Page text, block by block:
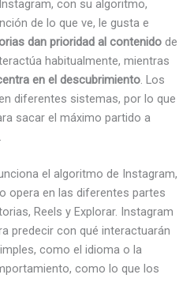
con su algoritmo,
de lo que ve, le gusta e
dan prioridad al contenido de
habitualmente, mientras
en el descubrimiento. Los
diferentes sistemas, por lo que
sacar el máximo partido a
el algoritmo de Instagram,
opera en las diferentes partes
Reels y Explorar. Instagram
predecir con qué interactuarán
como el idioma o la
como lo que los